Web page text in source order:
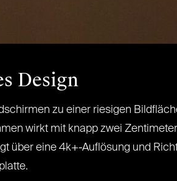
Design
zu einer riesigen
wirkt mit knapp zwei
über eine 4k+-Auflösung und